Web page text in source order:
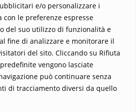
e/o personalizzare i
le preferenze espresse
del suo utilizzo di funzionalità e
fine di analizzare e monitorare il
del sito. Cliccando su Rifiuta
vengono lasciate
può continuare senza
di tracciamento diversi da quello
Contatti
– dona 5 €, 10 €, 25 €… il tuo contributo